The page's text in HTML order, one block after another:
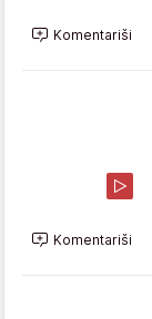
Komentariši
Komentariši